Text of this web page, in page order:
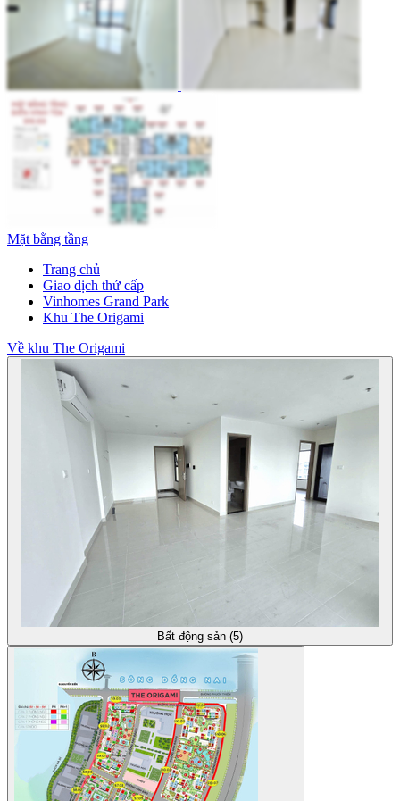
Mặt bằng tầng
Trang chủ
Giao dịch thứ cấp
Vinhomes Grand Park
Khu The Origami
Về khu The Origami
Bất động sản (5)